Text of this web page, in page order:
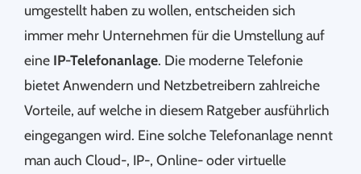
umgestellt haben zu wollen, entscheiden sich
immer mehr Unternehmen für die Umstellung auf
eine IP-Telefonanlage. Die moderne Telefonie
bietet Anwendern und Netzbetreibern zahlreiche
Vorteile, auf welche in diesem Ratgeber ausführlich
eingegangen wird. Eine solche Telefonanlage nennt
man auch Cloud-, IP-, Online- oder virtuelle